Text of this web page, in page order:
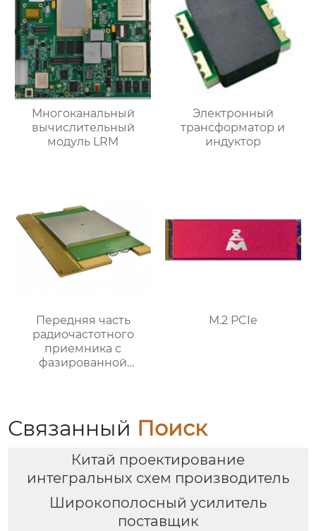
Многоканальный
вычислительный
модуль LRM
Электронный
трансформатор и
индуктор
Передняя часть
радиочастотного
приемника c
фазированной
M.2 PCIe
Связанный Поиск
Китай проектирование
интегральных схем производитель
Широкополосный усилитель
поставщик